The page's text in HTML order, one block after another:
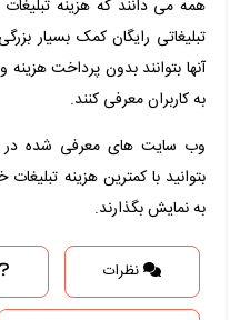
همه می دانند که هزینه
تبلیغاتی رایگان کمک بسیار
آنها بتوانند بدون پرداخت
به کاربران معرفی کنند.
وب سایت های معرفی شده در
بتوانید با کمترین هزینه
به نمایش بگذارند.
نظرات